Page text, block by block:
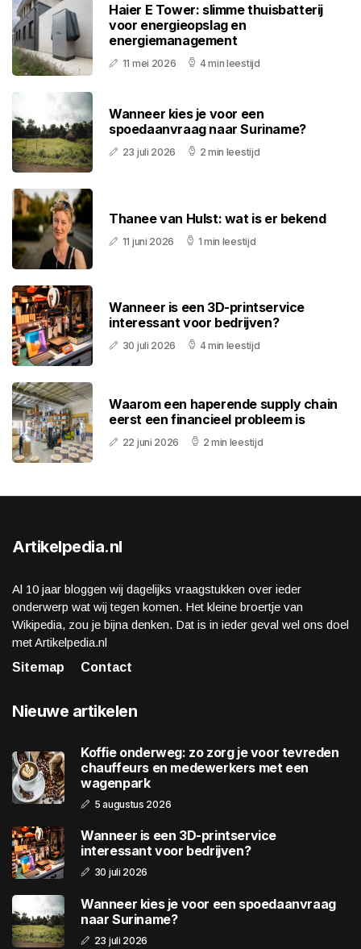
Haier E Tower: slimme thuisbatterij
voor energieopslag en
energiemanagement
11 mei 2026 4 min leestijd
Wanneer kies je voor een
spoedaanvraag naar Suriname?
23 juli 2026 2 min leestijd
Thanee van Hulst: wat is er bekend
11 juni 2026 1 min leestijd
Wanneer is een 3D-printservice
interessant voor bedrijven?
30 juli 2026 4 min leestijd
Waarom een haperende supply chain
eerst een financieel probleem is
22 juni 2026 2 min leestijd
Artikelpedia.nl
Al 10 jaar bloggen wij dagelijks vraagstukken over ieder
onderwerp wat wij tegen komen. Het kleine broertje van
Wikipedia, zou je bijna denken. Dat is in ieder geval wel ons doel
met Artikelpedia.nl
Sitemap
Contact
Nieuwe artikelen
Koffie onderweg: zo zorg je voor tevreden
chauffeurs en medewerkers met een
wagenpark
5 augustus 2026
Wanneer is een 3D-printservice
interessant voor bedrijven?
30 juli 2026
Wanneer kies je voor een spoedaanvraag
naar Suriname?
23 juli 2026